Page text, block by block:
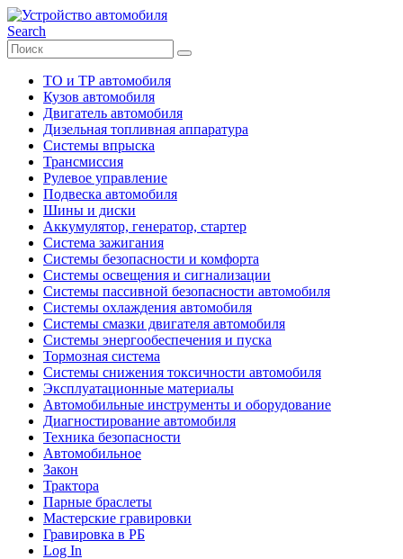
Search
ТО и ТР автомобиля
Кузов автомобиля
Двигатель автомобиля
Дизельная топливная аппаратура
Системы впрыска
Трансмиссия
Рулевое управление
Подвеска автомобиля
Шины и диски
Аккумулятор, генератор, стартер
Система зажигания
Системы безопасности и комфорта
Системы освещения и сигнализации
Системы пассивной безопасности автомобиля
Системы охлаждения автомобиля
Системы смазки двигателя автомобиля
Системы энергообеспечения и пуска
Тормозная система
Системы снижения токсичности автомобиля
Эксплуатационные материалы
Автомобильные инструменты и оборудование
Диагностирование автомобиля
Техника безопасности
Автомобильное
Закон
Трактора
Парные браслеты
Мастерские гравировки
Гравировка в РБ
Log In